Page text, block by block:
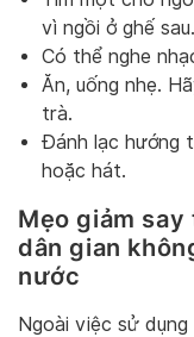
vì ngồi ở ghế sau.
Có thể nghe
Ăn, uống nhẹ.
trà.
Đánh lạc hướng
hoặc hát.
Mẹo giảm
dân gian
nước
Ngoài việc sử